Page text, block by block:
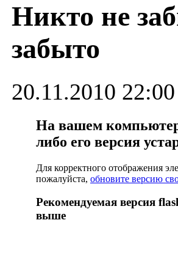
Никто не
забыто
20.11.2010 22:00
На вашем
либо его версия
Для корректного отображения
пожалуйста, обновите версию
Рекомендуемая версия
выше